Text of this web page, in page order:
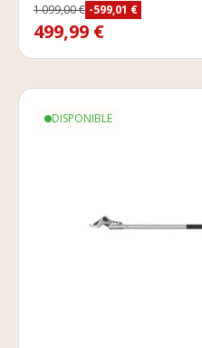
Prix de base
1 099,00 € -599,01 €
Prix
499,99 €
DISPONIBLE